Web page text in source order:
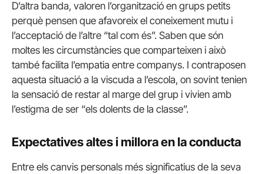
D’altra banda, valoren l’organització en grups petits
perquè pensen que afavoreix el coneixement mutu i
l’acceptació de l’altre “tal com és”. Saben que són
moltes les circumstàncies que comparteixen i això
també facilita l’empatia entre companys. I contraposen
aquesta situació a la viscuda a l’escola, on sovint tenien
la sensació de restar al marge del grup i vivien amb
l’estigma de ser “els dolents de la classe”.
Expectatives altes i millora en la conducta
Entre els canvis personals més significatius de la seva